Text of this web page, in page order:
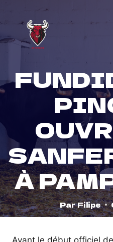
content
À
ParFilipe
Avant le début officiel